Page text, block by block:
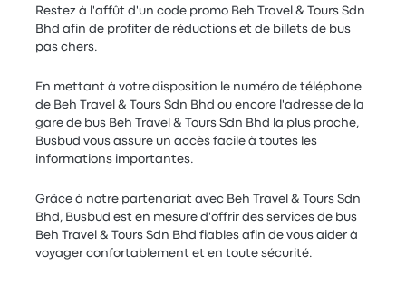
Restez à l'affût d'un code promo Beh Travel & Tours Sdn
Bhd afin de profiter de réductions et de billets de bus
pas chers.
En mettant à votre disposition le numéro de téléphone
de Beh Travel & Tours Sdn Bhd ou encore l'adresse de la
gare de bus Beh Travel & Tours Sdn Bhd la plus proche,
Busbud vous assure un accès facile à toutes les
informations importantes.
Grâce à notre partenariat avec Beh Travel & Tours Sdn
Bhd, Busbud est en mesure d'offrir des services de bus
Beh Travel & Tours Sdn Bhd fiables afin de vous aider à
voyager confortablement et en toute sécurité.